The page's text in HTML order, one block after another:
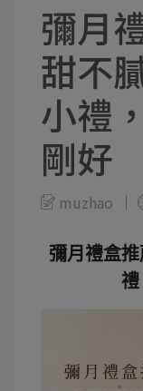
彌月
甜不
小禮
剛好
muzhao
彌月禮盒
禮